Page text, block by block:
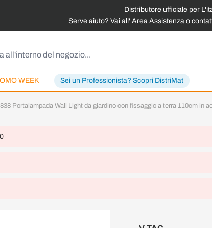
Distributore ufficiale per
Serve aiuto? Vai all' Area Assistenza o
WEEK Sei un Professionista? Scopri DistriMat
Portalampada Wall Light da giardino con fissaggio a terra 110cm in